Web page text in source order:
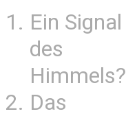
Ein Signal
des
Himmels?
Das